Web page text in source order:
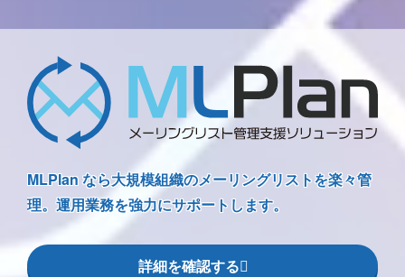
MLPlan なら大規模組織のメーリングリストを楽々管
理。運用業務を強力にサポートします。
詳細を確認する